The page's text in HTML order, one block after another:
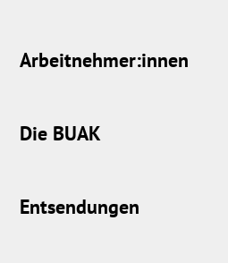
Arbeitnehmer:innen
Die BUAK
Entsendungen